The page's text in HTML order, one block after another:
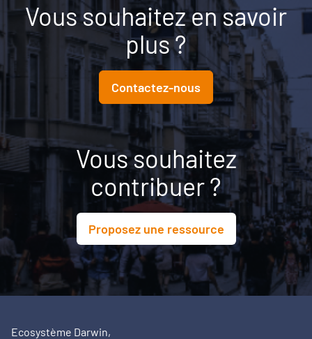
Vous souhaitez en savoir
plus ?
Contactez-nous
Vous souhaitez
contribuer ?
Proposez une ressource
Ecosystème Darwin,